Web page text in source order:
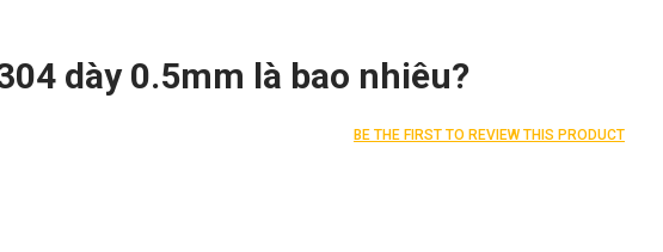
dày 0.5mm là bao nhiêu?
BE THE FIRST TO REVIEW THIS PRODUCT